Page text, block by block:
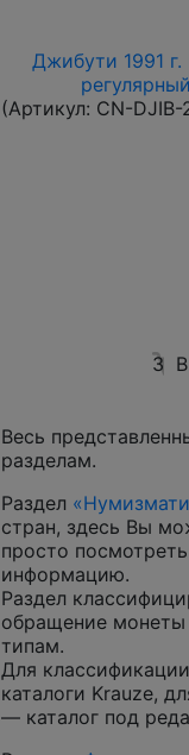
Джибути 1991
(Артикул: CN-DJIB-
3
Весь
разделам.
Раздел
стран, здесь Вы
просто
информацию.
Раздел
обращение
типам.
Для
каталоги Krauze,
— каталог под